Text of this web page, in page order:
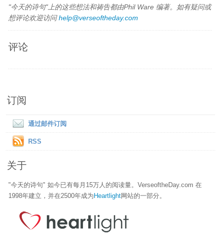
"今天的诗句"上的这些想法和祷告都由Phil Ware 编著。如有疑问或
想评论欢迎访问help@verseoftheday.com
评论
订阅
通过邮件订阅
RSS
关于
"今天的诗句" 如今已有每月15万人的阅读量。VerseoftheDay.com 在
1998年建立，并在2500年成为 Heartlight网站的一部分。